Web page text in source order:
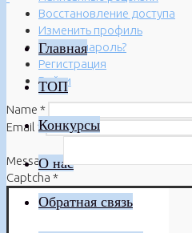
Главная
ТОП
Конкурсы
О нас
Обратная связь
Восстановление доступа
Изменить профиль
Забыли пароль?
Регистрация
Войти
Name *
Email *
Message*
Captcha *